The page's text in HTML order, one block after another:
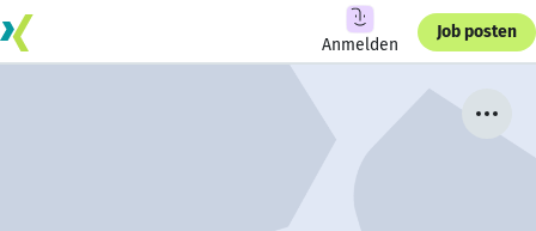
Anmelden
Job posten